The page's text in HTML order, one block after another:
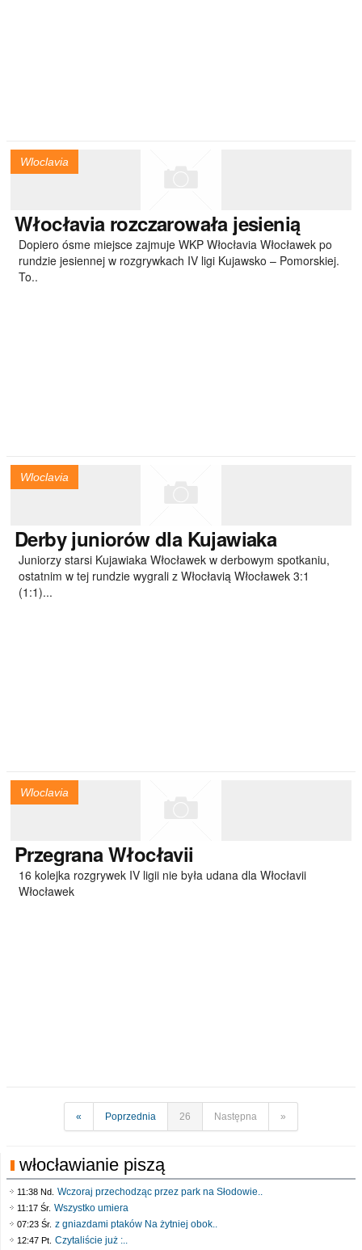
Wloclavia
Włocłaviarozczarowała jesienią
Dopiero ósme miejsce zajmuje WKP Włocłavia Włocławek po
rundzie jesiennej w rozgrywkach IV ligi Kujawsko – Pomorskiej.
To..
Wloclavia
Derbyjuniorów dla Kujawiaka
Juniorzy starsi Kujawiaka Włocławek w derbowym spotkaniu,
ostatnim w tej rundzie wygrali z Włocłavią Włocławek 3:1
(1:1)...
Wloclavia
PrzegranaWłocłavii
16 kolejka rozgrywek IV ligii nie była udana dla Włocłavii
Włocławek
« Poprzednia 26 Następna »
włocławianie piszą
11:38 Nd. Wczoraj przechodząc przez park na Słodowie..
11:17 Śr. Wszystko umiera
07:23 Śr. z gniazdami ptaków Na żytniej obok..
12:47 Pt. Czytaliście już :..